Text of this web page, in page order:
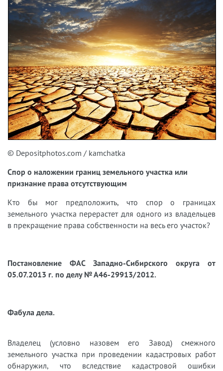
© Depositphotos.com / kamchatka
Спор о наложении границ земельного участка или
признание права отсутствующим
Кто бы мог предположить, что спор о границах
земельного участка перерастет для одного из владельцев
в прекращение права собственности на весь его участок?
Постановление ФАС Западно-Сибирского округа от
05.07.2013 г. по делу № А46-29913/2012.
Фабула дела.
Владелец (условно назовем его Завод) смежного
земельного участка при проведении кадастровых работ
обнаружил, что вследствие кадастровой ошибки